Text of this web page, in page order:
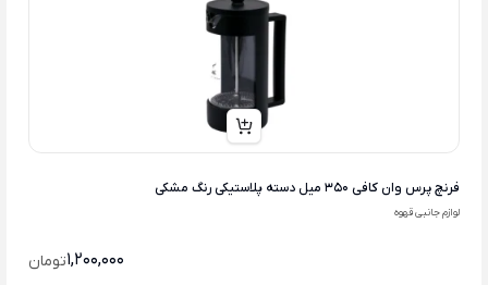
فرنچ پرس وان کافی 350 میل دسته پلاستیکی رنگ مشکی
لوازم جانبی قهوه
1,200,000تومان